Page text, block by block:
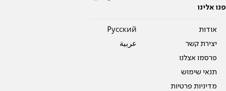
פנו אלינו
אודות
יצירת קשר
פרסמו אצלנו
תנאי שימוש
מדיניות פרטיות
Pусский
عربية